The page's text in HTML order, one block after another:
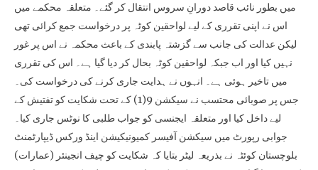
میں بطور نائب قاصد دورانِ سروس انتقال کر گئے۔ متعلقہ محکمے میں
اس نے اپنی تقرری کے لیے لواحقین کوٹہ پر درخواست جمع کرائی تھی
لیکن عدالت کی جانب سے گزشتہ پابندی کے باعث محکمہ نے اس پر غور
نہیں کیا اور اب جبکہ لواحقین کوٹہ بحال کر دیا گیا ہے۔ اس کی تقرری
میں تاخیر ہوئی ہے۔ انہوں نے ہدایت جاری کرنے کی درخواست کی۔
جس پر صوبائی محتسب نے سیکشن 9(1) کے تحت شکایت کو تفتیش کے
لیے داخل کیا اور متعلقہ ایجنسی کو جواب طلبی کا نوٹس جاری کیا۔
جوابی رپورٹ میں سیکشن آفیسر کمیونیکیشن اینڈ ورکس ڈیپارٹمنٹ
بلوچستان کوئٹہ نے بذریعہ لیٹر بتایا کہ شکایت کو چیف انجینئر (عمارات)